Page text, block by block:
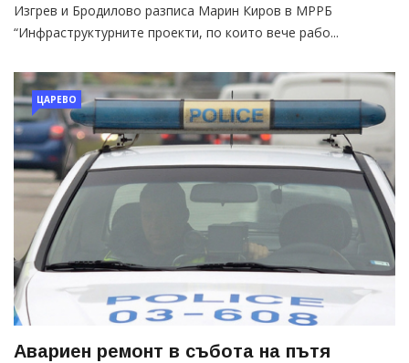
Изгрев и Бродилово разписа Марин Киров в МРРБ
“Инфраструктурните проекти, по които вече рабо...
ЦАРЕВО
Авариен ремонт в събота на пътя